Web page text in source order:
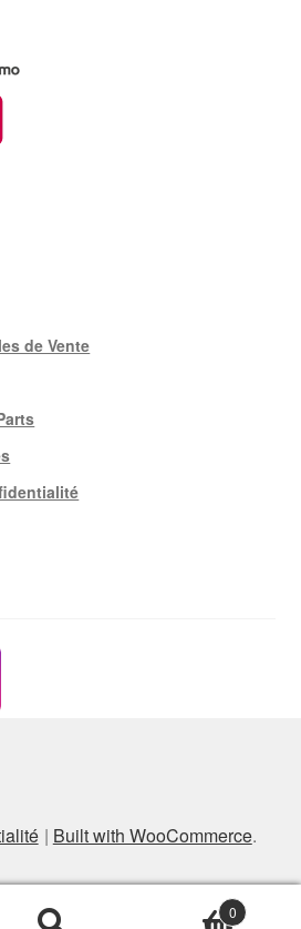
de Vente
Built with WooCommerce.
0